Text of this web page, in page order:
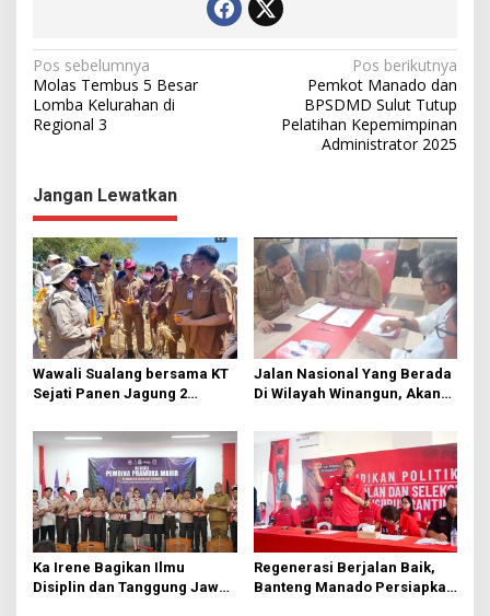
N
a
v
g
a
s
i
p
o
s
Pos sebelumnya
Molas Tembus 5 Besar
Lomba Kelurahan di
Regional 3
Pos berikutnya
Pemkot Manado dan
BPSDMD Sulut Tutup
Pelatihan Kepemimpinan
Administrator 2025
Jangan Lewatkan
Wawali Sualang bersama KT
Sejati Panen Jagung 2
Jalan Nasional Yang Berada
Di Wilayah Winangun, Akan
Ka Irene Bagikan Ilmu
Disiplin dan Tanggung Jawab
Regenerasi Berjalan Baik,
Banteng Manado Persiapkan